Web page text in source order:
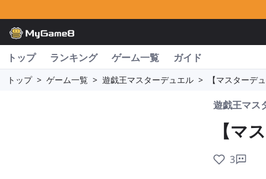
トップ ランキング ゲーム一覧 ガイド
トップ > ゲーム一覧 > 遊戯王マスターデュエル > 【マスターデ
遊戯王マス
【マ
3